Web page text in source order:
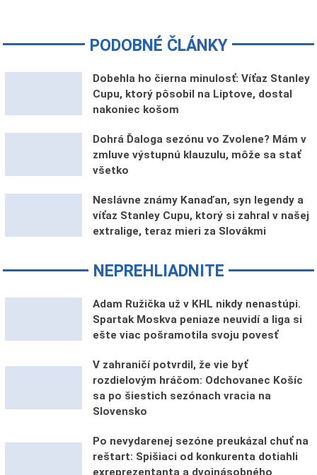
PODOBNÉ ČLÁNKY
Dobehla ho čierna minulosť: Víťaz Stanley
Cupu, ktorý pôsobil na Liptove, dostal
nakoniec košom
Dohrá Ďaloga sezónu vo Zvolene? Mám v
zmluve výstupnú klauzulu, môže sa stať
všetko
Neslávne známy Kanaďan, syn legendy a
víťaz Stanley Cupu, ktorý si zahral v našej
extralige, teraz mieri za Slovákmi
NEPREHLIADNITE
Adam Ružička už v KHL nikdy nenastúpi.
Spartak Moskva peniaze neuvidí a liga si
ešte viac pošramotila svoju povesť
V zahraničí potvrdil, že vie byť
rozdielovým hráčom: Odchovanec Košíc
sa po šiestich sezónach vracia na
Slovensko
Po nevydarenej sezóne preukázal chuť na
reštart: Spišiaci od konkurenta dotiahli
exreprezentanta a dvojnásobného